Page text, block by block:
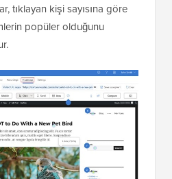
tıklayan kişi sayısına göre
popüler olduğunu